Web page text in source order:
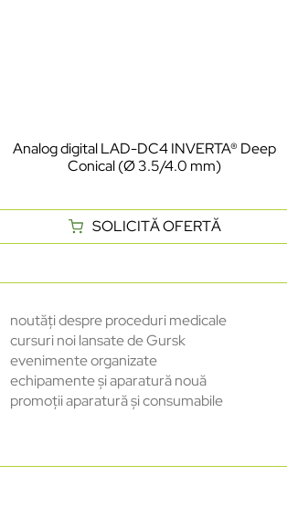
Analog digital LAD-DC4 INVERTA® Deep
Conical (Ø 3.5/4.0 mm)
SOLICITĂ OFERTĂ
noutăți despre proceduri medicale
cursuri noi lansate de Gursk
evenimente organizate
echipamente și aparatură nouă
promoții aparatură și consumabile